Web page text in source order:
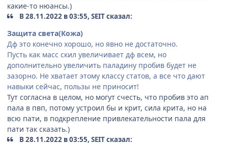
какие-то нюансы.)
В 28.11.2022 в 03:55, SEIT сказал:
Защита света(Кожа)
Дф это конечно хорошо, но явно не достаточно.
Пусть как масс скил увеличивает дф всем, но
дополнительно увеличить паладину пробив будет не
зазорно. Не хватает этому классу статов, а все что дают
навыки сейчас, пользы не приносит!
Тут согласна в целом, но могут счесть, что пробив это ап
пала в пвп, потому устроил бы и крит, сила крита, но на
всю пати, в подкрепление привлекательности пала для
пати так сказать.)
В 28.11.2022 в 03:55, SEIT сказал: